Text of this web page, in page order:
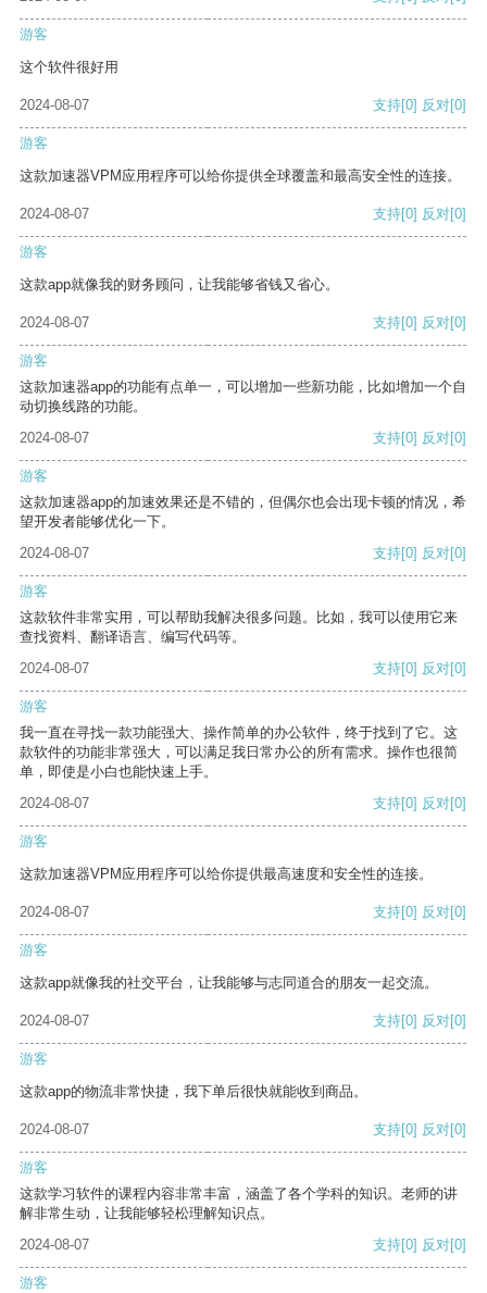
游客
这个软件很好用
2024-08-07 支持[0] 反对[0]
游客
这款加速器VPM应用程序可以给你提供全球覆盖和最高安全性的连接。
2024-08-07 支持[0] 反对[0]
游客
这款app就像我的财务顾问，让我能够省钱又省心。
2024-08-07 支持[0] 反对[0]
游客
这款加速器app的功能有点单一，可以增加一些新功能，比如增加一个自
动切换线路的功能。
2024-08-07
支持[0] 反对[0]
游客
这款加速器app的加速效果还是不错的，但偶尔也会出现卡顿的情况，希
望开发者能够优化一下。
2024-08-07
支持[0] 反对[0]
游客
这款软件非常实用，可以帮助我解决很多问题。比如，我可以使用它来
查找资料、翻译语言、编写代码等。
2024-08-07
支持[0] 反对[0]
游客
我一直在寻找一款功能强大、操作简单的办公软件，终于找到了它。这
款软件的功能非常强大，可以满足我日常办公的所有需求。操作也很简
单，即使是小白也能快速上手。
2024-08-07
支持[0] 反对[0]
游客
这款加速器VPM应用程序可以给你提供最高速度和安全性的连接。
2024-08-07 支持[0] 反对[0]
游客
这款app就像我的社交平台，让我能够与志同道合的朋友一起交流。
2024-08-07 支持[0] 反对[0]
游客
这款app的物流非常快捷，我下单后很快就能收到商品。
2024-08-07 支持[0] 反对[0]
游客
这款学习软件的课程内容非常丰富，涵盖了各个学科的知识。老师的讲
解非常生动，让我能够轻松理解知识点。
2024-08-07
支持[0] 反对[0]
游客